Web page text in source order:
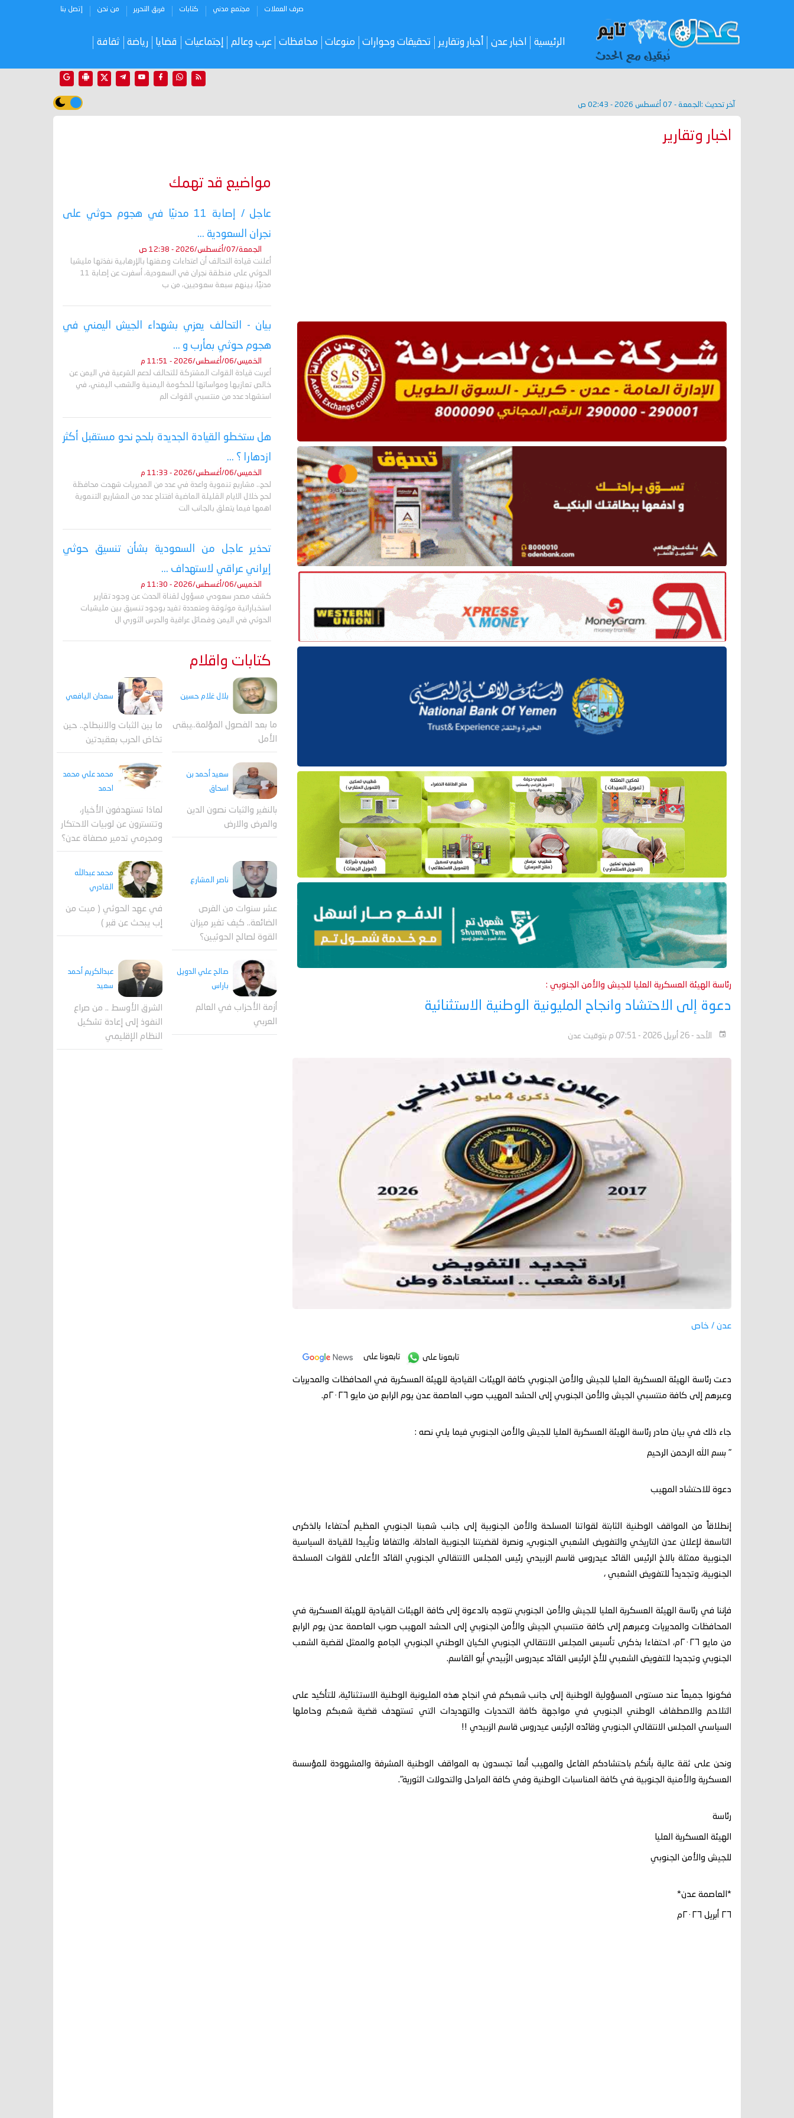
صرف العملات مجتمع مدني كتابات فريق التحرير من نحن إتصل بنا
الرئيسية اخبار عدن أخبار وتقارير تحقيقات وحوارات منوعات محافظات عرب وعالم إجتماعيات قضايا رياضة ثقافة
آخر تحديث : الجمعة - 07 أغسطس 2026 - 02:43 ص
اخبار وتقارير
رئاسة الهيئة العسكرية العليا للجيش والأمن الجنوبي :
دعوة إلى الاحتشاد وانجاح المليونية الوطنية الاستثنائية
الأحد - 26 أبريل 2026 - 07:51 م بتوقيت عدن
عدن / خاص
تابعونا على تابعونا على
دعت رئاسة الهيئة العسكرية العليا للجيش والأمن الجنوبي كافة الهيئات القيادية للهيئة العسكرية في المحافظات والمديريات
وعبرهم إلى كافة منتسبي الجيش والأمن الجنوبي إلى الحشد المهيب صوب العاصمة عدن يوم الرابع من مايو ٢٠٢٦م.
جاء ذلك في بيان صادر رئاسة الهيئة العسكرية العليا للجيش والأمن الجنوبي فيما يلي نصه :
" بسم الله الرحمن الرحيم
دعوة للاحتشاد المهيب
إنطلاقاً من المواقف الوطنية الثابتة لقواتنا المسلحة والأمن الجنوبية إلى جانب شعبنا الجنوبي العظيم أحتفاءا بالذكرى
التاسعة لإعلان عدن التاريخي والتفويض الشعبي الجنوبي، ونصرة لقضيتنا الجنوبية العادلة، والتفافا وتأييدا للقيادة السياسية
الجنوبية ممثلة بالاخ الرئيس القائد عيدروس قاسم الزبيدي رئيس المجلس الانتقالي الجنوبي القائد الأعلى للقوات المسلحة
الجنوبية، وتجديداً للتفويض الشعبي ،
فإننا في رئاسة الهيئة العسكرية العليا للجيش والأمن الجنوبي نتوجه بالدعوة إلى كافة الهيئات القيادية للهيئة العسكرية في
المحافظات والمديريات وعبرهم إلى كافة منتسبي الجيش والأمن الجنوبي إلى الحشد المهيب صوب العاصمة عدن يوم الرابع
من مايو ٢٠٢٦م، احتفاءا بذكرى تأسيس المجلس الانتقالي الجنوبي الكيان الوطني الجنوبي الجامع والممثل لقضية الشعب
الجنوبي وتجديدا للتفويض الشعبي للأخ الرئيس القائد عيدروس الزُبيدي أبو القاسم.
فكونوا جميعاً عند مستوى المسؤولية الوطنية إلى جانب شعبكم في انجاح هذه المليونية الوطنية الاستثنائية، للتأكيد على
التلاحم والاصطفاف الوطني الجنوبي في مواجهة كافة التحديات والتهديدات التي تستهدف قضية شعبكم وحاملها
السياسي المجلس الانتقالي الجنوبي وقائده الرئيس عيدروس قاسم الزبيدي !!
ونحن على ثقة عالية بأنكم باحتشادكم الفاعل والمهيب أنما تجسدون به المواقف الوطنية المشرفة والمشهودة للمؤسسة
العسكرية والأمنية الجنوبية في كافة المناسبات الوطنية وفي كافة المراحل والتحولات الثورية".
رئاسة
الهيئة العسكرية العليا
للجيش والأمن الجنوبي
*العاصمة عدن*
٢٦ أبريل ٢٠٢٦م
مواضيع قد تهمك
عاجل / إصابة 11 مدنيًا في هجوم حوثي على
نجران السعودية ...
الجمعة/07/أغسطس/2026 - 12:38 ص
أعلنت قيادة التحالف أن اعتداءات وصفتها بالإرهابية نفذتها مليشيا
الحوثي على منطقة نجران في السعودية، أسفرت عن إصابة 11
مدنيًا، بينهم سبعة سعوديين، من ب
بيان - التحالف يعزي بشهداء الجيش اليمني في
هجوم حوثي بمأرب و ...
الخميس/06/أغسطس/2026 - 11:51 م
أعربت قيادة القوات المشتركة للتحالف لدعم الشرعية في اليمن عن
خالص تعازيها ومواساتها للحكومة اليمنية والشعب اليمني، في
استشهاد عدد من منتسبي القوات الم
هل ستخطو القيادة الجديدة بلحج نحو مستقبل أكثر
ازدهارا ؟ ...
الخميس/06/أغسطس/2026 - 11:33 م
لحج.. مشاريع تنموية واعدة في عدد من المديريات شهدت محافظة
لحج خلال الايام القليلة الماضية افتتاح عدد من المشاريع التنموية
اهمها فيما يتعلق بالجانب الت
تحذير عاجل من السعودية بشأن تنسيق حوثي
إيراني عراقي لاستهداف ...
الخميس/06/أغسطس/2026 - 11:30 م
كشف مصدر سعودي مسؤول لقناة الحدث عن وجود تقارير
استخباراتية موثوقة ومتعددة تفيد بوجود تنسيق بين مليشيات
الحوثي في اليمن وفصائل عراقية والحرس الثوري ال
كتابات واقلام
بلال غلام حسين
ما بعد الفصول المؤلمة..يبقى
الأمل
سعدان اليافعي
ما بين الثبات والانبطاح.. حين
تخاض الحرب بعقيدتين
سعيد أحمد بن
اسحاق
بالنفير والثبات نصون الدين
والعرض والارض
محمد علي محمد
احمد
لماذا تستهدفون الأخيار،
وتتسترون عن لوبيات الاحتكار
ومجرمي تدمير مصفاة عدن؟
ناصر المشارع
عشر سنوات من الفرص
الضائعة.. كيف تغير ميزان
القوة لصالح الحوثيين؟
محمد عبدالله
القادري
في عهد الحوثي ( ميت من
إب يبحث عن قبر )
صالح علي الدويل
باراس
أزمة الأحزاب في العالم
العربي
عبدالكريم أحمد
سعيد
الشرق الأوسط .. من صراع
النفوذ إلى إعادة تشكيل
النظام الإقليمي